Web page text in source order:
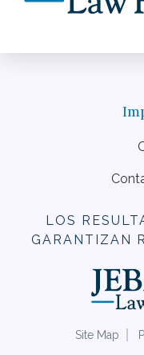
LOS
GARANTIZAN
Site Map